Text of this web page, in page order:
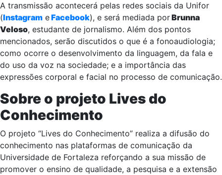
A transmissão acontecerá pelas redes sociais da Unifor
(Instagram eFacebook), e será mediada porBrunna
Veloso, estudante de jornalismo. Além dos pontos
mencionados, serão discutidos o que é a fonoaudiologia;
como ocorre o desenvolvimento da linguagem, da fala e
do uso da voz na sociedade; e a importância das
expressões corporal e facial no processo de comunicação.
Sobre o projeto Lives do
Conhecimento
O projeto “Lives do Conhecimento” realiza a difusão do
conhecimento nas plataformas de comunicação da
Universidade de Fortaleza reforçando a sua missão de
promover o ensino de qualidade, a pesquisa e a extensão